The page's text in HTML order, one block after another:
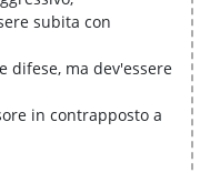
subita con
difese, ma dev'essere
in contrapposto a